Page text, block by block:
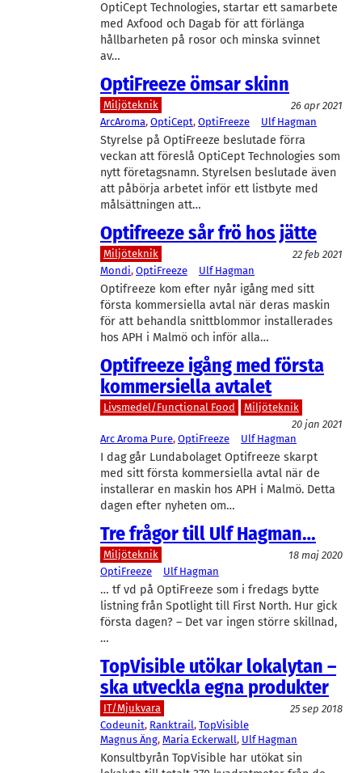
OptiCept Technologies, startar ett samarbete
med Axfood och Dagab för att förlänga
hållbarheten på rosor och minska svinnet
av…
OptiFreeze ömsar skinn
Miljöteknik
26 apr 2021
ArcAroma, OptiCept, OptiFreeze Ulf Hagman
Styrelse på OptiFreeze beslutade förra
veckan att föreslå OptiCept Technologies som
nytt företagsnamn. Styrelsen beslutade även
att påbörja arbetet inför ett listbyte med
målsättningen att…
Optifreeze sår frö hos jätte
Miljöteknik
22 feb 2021
Mondi, OptiFreeze Ulf Hagman
Optifreeze kom efter nyår igång med sitt
första kommersiella avtal när deras maskin
för att behandla snittblommor installerades
hos APH i Malmö och inför alla…
Optifreeze igång med första
kommersiella avtalet
Livsmedel/Functional Food
Miljöteknik
20 jan 2021
Arc Aroma Pure, OptiFreeze Ulf Hagman
I dag går Lundabolaget Optifreeze skarpt
med sitt första kommersiella avtal när de
installerar en maskin hos APH i Malmö. Detta
dagen efter nyheten om…
Tre frågor till Ulf Hagman…
Miljöteknik
18 maj 2020
OptiFreeze
Ulf Hagman
… tf vd på OptiFreeze som i fredags bytte
listning från Spotlight till First North. Hur gick
första dagen? – Det var ingen större skillnad,
…
TopVisible utökar lokalytan –
ska utveckla egna produkter
IT/Mjukvara
25 sep 2018
Codeunit, Ranktrail, TopVisible
Magnus Äng, Maria Eckerwall, Ulf Hagman
Konsultbyrån TopVisible har utökat sin